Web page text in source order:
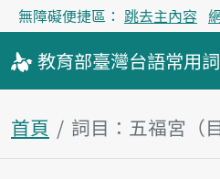
無障礙便捷區： 跳去主內容
教育部臺灣台語常用詞
首頁 詞目：五福宮（